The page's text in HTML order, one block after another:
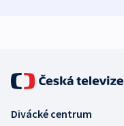
Divácké centrum